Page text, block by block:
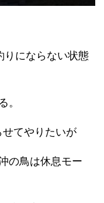
りにならない状態
。
てやりたいが
の鳥は休息モー